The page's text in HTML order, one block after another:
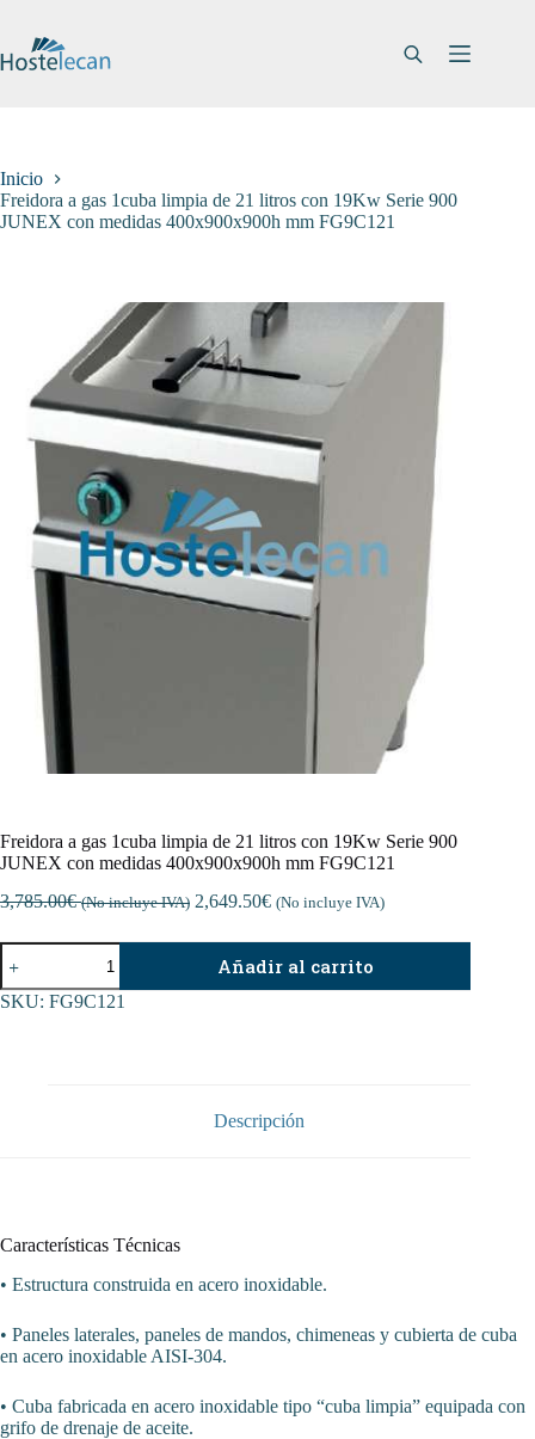
contenido
Inicio
Freidora a gas 1cuba limpia de 21 litros con 19Kw Serie 900
JUNEX con medidas 400x900x900h mm FG9C121
Freidora a gas 1cuba limpia de 21 litros con 19Kw Serie 900
JUNEX con medidas 400x900x900h mm FG9C121
3,785.00€ (No incluye IVA) 2,649.50€ (No incluye IVA)
Freidora
gas
1cuba
medidas
400x900x900h
mm
FG9C121
Añadir al carrito
SKU: FG9C121
Descripción
Características Técnicas
• Estructura construida en acero inoxidable.
• Paneles laterales, paneles de mandos, chimeneas y cubierta de cuba
en acero inoxidable AISI-304.
• Cuba fabricada en acero inoxidable tipo “cuba limpia” equipada con
grifo de drenaje de aceite.